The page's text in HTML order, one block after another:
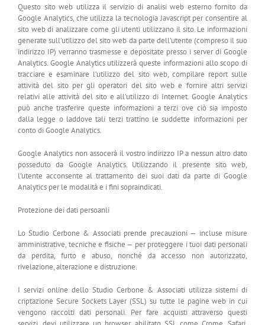
Questo sito web utilizza il servizio di analisi web esterno fornito da
Google Analytics, che utilizza la tecnologia Javascript per consentire al
sito web di analizzare come gli utenti utilizzano il sito. Le informazioni
generate sull’utilizzo del sito web da parte dell’utente (compreso il suo
indirizzo IP) verranno trasmesse e depositate presso i server di Google
Analytics. Google Analytics utilizzerà queste informazioni allo scopo di
tracciare e esaminare l’utilizzo del sito web, compilare report sulle
attività del sito per gli operatori del sito web e fornire altri servizi
relativi alle attività del sito e all’utilizzo di Internet. Google Analytics
può anche trasferire queste informazioni a terzi ove ciò sia imposto
dalla legge o laddove tali terzi trattino le suddette informazioni per
conto di Google Analytics.
Google Analytics non assocerà il vostro indirizzo IP a nessun altro dato
posseduto da Google Analytics. Utilizzando il presente sito web,
l’utente acconsente al trattamento dei suoi dati da parte di Google
Analytics per le modalità e i fini sopraindicati.
Protezione dei dati persoanli
Lo Studio Cerbone & Associati prende precauzioni — incluse misure
amministrative, tecniche e fisiche — per proteggere i tuoi dati personali
da perdita, furto e abuso, nonché da accesso non autorizzato,
rivelazione, alterazione e distruzione.
I servizi online dello Studio Cerbone & Associati utilizza sistemi di
criptazione Secure Sockets Layer (SSL) su tutte le pagine web in cui
vengono raccolti dati personali. Per fare acquisti attraverso questi